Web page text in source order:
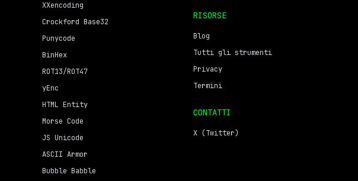
XXencoding
Crockford Base32
Punycode
BinHex
ROT13/ROT47
yEnc
HTML Entity
Morse Code
JS Unicode
ASCII Armor
Bubble Babble
RISORSE
Blog
Tutti gli strumenti
Privacy
Termini
CONTATTI
X (Twitter)